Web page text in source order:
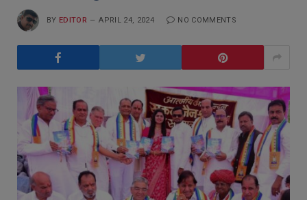
BY EDITOR APRIL 24, 2024 NO COMMENTS